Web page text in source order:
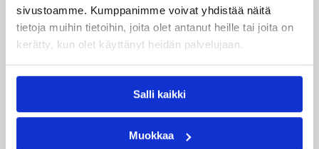
sivustoamme. Kumppanimme voivat yhdistää näitä
tietoja muihin tietoihin, joita olet antanut heille tai joita on
kerätty, kun olet käyttänyt heidän palvelujaan.
Salli kaikki
Muokkaa